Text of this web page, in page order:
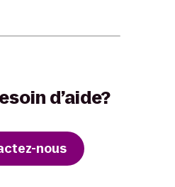
d’aide?
nous